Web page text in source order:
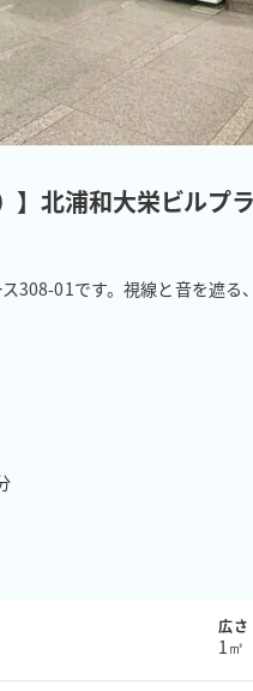
】北浦和大栄ビルプ
308-01です。視線と音を遮る
広さ
1㎡